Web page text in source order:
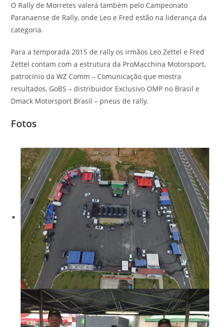
O Rally de Morretes valerá também pelo Campeonato
Paranaense de Rally, onde Leo e Fred estão na liderança da
categoria.
Para a temporada 2015 de rally os irmãos Leo Zettel e Fred
Zettel contam com a estrutura da ProMacchina Motorsport,
patrocínio da WZ Comm – Comunicação que mostra
resultados, GoBS – distribuidor Exclusivo OMP no Brasil e
Dmack Motorsport Brasil – pneus de rally.
Fotos